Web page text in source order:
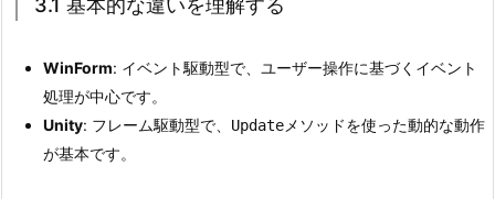
の
知
識
を
WinForm: イベント駆動型で、ユーザー操作に基づくイベント
処理が中心です。
Unity: フレーム駆動型で、 Update メソッドを使った動的な動作
が基本です。